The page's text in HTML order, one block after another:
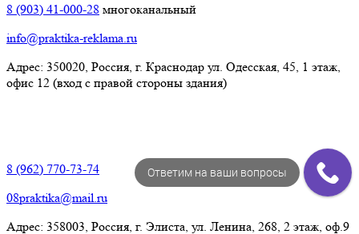
8 (903) 41-000-28 многоканальный
info@praktika-reklama.ru
Адрес: 350020, Россия, г. Краснодар ул. Одесская, 45, 1 этаж,
офис 12 (вход с правой стороны здания)
8 (962) 770-73-74
08praktika@mail.ru
Адрес:​ 358003, Россия, г. Элиста, ул. Ленина, 268, 2 этаж, оф.9
Ответим на ваши вопросы